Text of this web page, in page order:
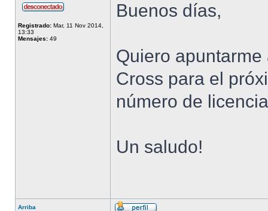
Registrado: Mar, 11 Nov 2014,
13:33
Mensajes: 49
Buenos días,
Quiero
Cross para el
número de
Un saludo!
Arriba